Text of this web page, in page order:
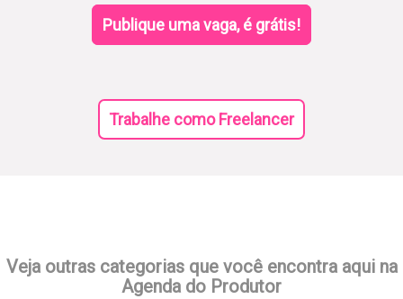
Publique uma vaga, é grátis!
Trabalhe como Freelancer
Veja outras categorias que você encontra aqui na
Agenda do Produtor